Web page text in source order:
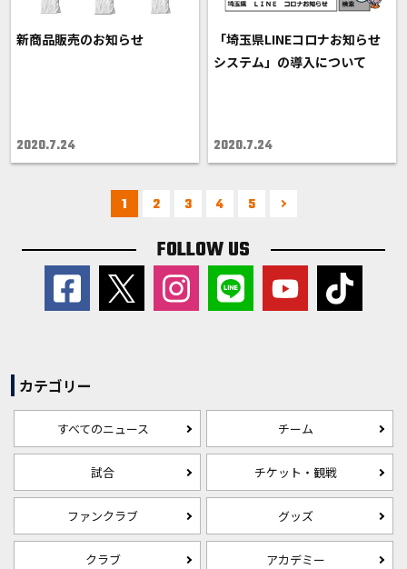
新商品販売のお知らせ
2020.7.24
「埼玉県LINEコロナお知らせ
システム」の導入について
2020.7.24
1 2 3 4 5
FOLLOW US
カテゴリー
すべてのニュース チーム
試合 チケット・観戦
ファンクラブ グッズ
クラブ アカデミー